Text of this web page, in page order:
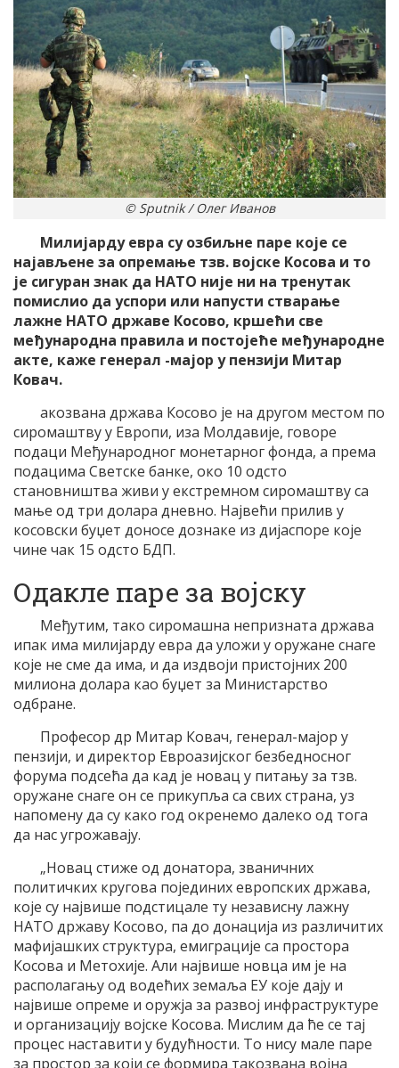
© Sputnik / Олег Иванов
Милијарду евра су озбиљне паре које се
најављене за опремање тзв. војске Косова и то
је сигуран знак да НАТО није ни на тренутак
помислио да успори или напусти стварање
лажне НАТО државе Косово, кршећи све
међународна правила и постојеће међународне
акте, каже генерал -мајор у пензији Митар
Ковач.
акозвана држава Косово је на другом местом по
сиромаштву у Европи, иза Молдавије, говоре
подаци Међународног монетарног фонда, а према
подацима Светске банке, око 10 одсто
становништва живи у екстремном сиромаштву са
мање од три долара дневно. Највећи прилив у
косовски буџет доносе дознакe из дијаспоре које
чине чак 15 одсто БДП.
Одакле паре за војску
Међутим, тако сиромашна непризната држава
ипак има милијарду евра да уложи у оружане снаге
које не сме да има, и да издвоји пристојних 200
милиона долара као буџет за Министарство
одбране.
Професор др Митар Ковач, генерал-мајор у
пензији, и директор Евроазијског безбедносног
форума подсећа да кад је новац у питању за тзв.
оружане снаге он се прикупља са свих страна, уз
напомену да су како год окренемо далеко од тога
да нас угрожавају.
„Новац стиже од донатора, званичних
политичких кругова појединих европских држава,
које су највише подстицале ту независну лажну
НАТО државу Косово, па до донација из различитих
мафијашких структура, емиграције са простора
Косова и Метохије. Али највише новца им је на
располагању од водећих земаља ЕУ које дају и
највише опреме и оружја за развој инфраструктуре
и организацију војске Косова. Мислим да ће се тај
процес наставити у будућности. То нису мале паре
за простор за који се формира такозвана војна